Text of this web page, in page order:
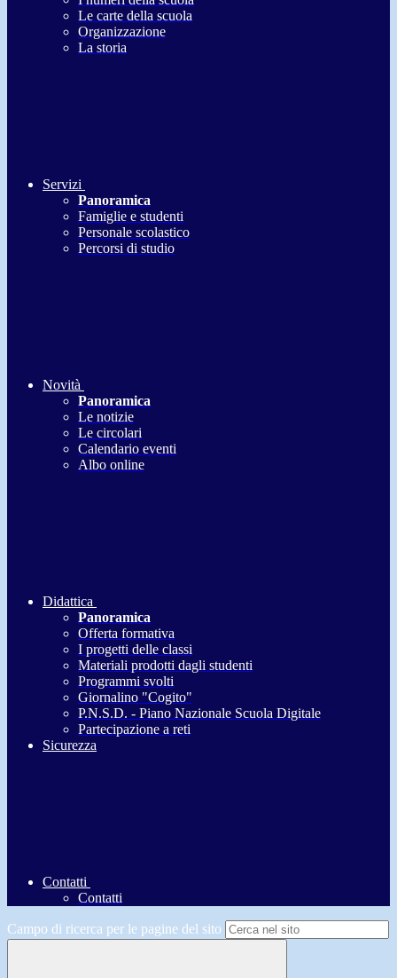
Le carte della scuola
Organizzazione
La storia
Servizi
Panoramica
Famiglie e studenti
Personale scolastico
Percorsi di studio
Novità
Panoramica
Le notizie
Le circolari
Calendario eventi
Albo online
Didattica
Panoramica
Offerta formativa
I progetti delle classi
Materiali prodotti dagli studenti
Programmi svolti
Giornalino "Cogito"
P.N.S.D. - Piano Nazionale Scuola Digitale
Partecipazione a reti
Sicurezza
Contatti
Contatti
Campo di ricerca per le pagine del sito